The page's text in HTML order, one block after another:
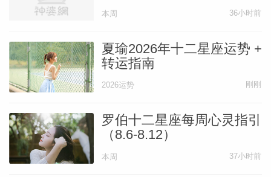
会。等到5月末，你的很多重大目标逐渐走
这些事情真的非常适合你。
天秤座——译者：幻觉
干得漂亮，天秤座！你成功进入5月，而且
你的宏大梦想完好无损，你仍然是信徒，这
是了不起的事。5月你拥有数量惊人的机
本周 36小时前
夏瑜2026年十二星座运势 +
转运指南
2026运势 刚刚
罗伯十二星座每周心灵指引
（8.6-8.12）
本周 37小时前